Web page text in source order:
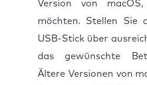
Version von
möchten. Stellen Sie
USB-Stick über
das gewünschte
Ältere Versionen von